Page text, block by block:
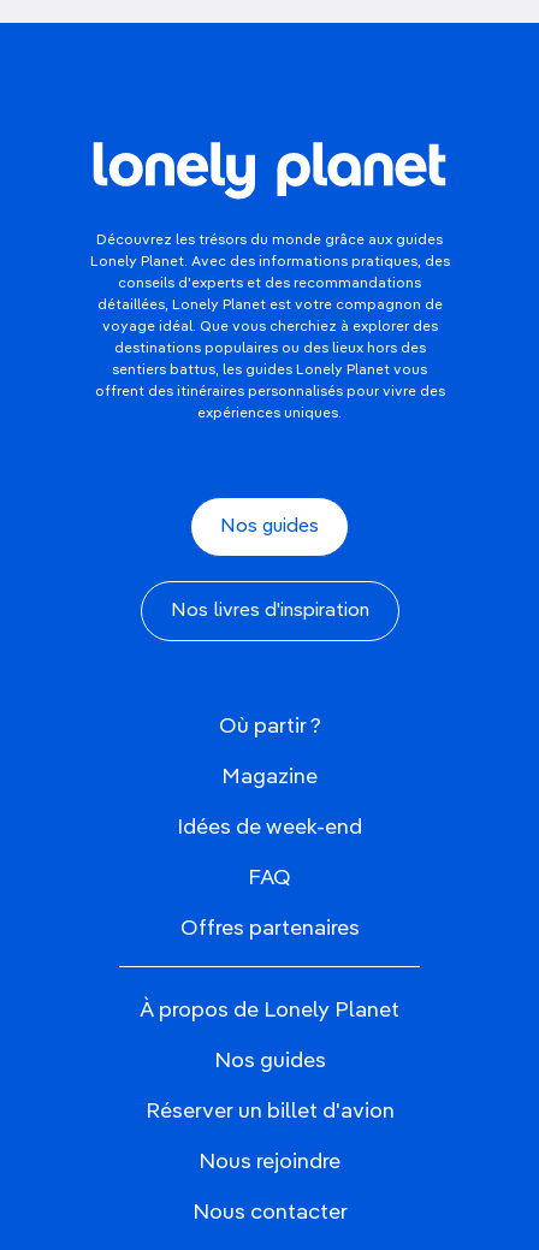
Découvrez les trésors du monde grâce aux guides
Lonely Planet. Avec des informations pratiques, des
conseils d'experts et des recommandations
détaillées, Lonely Planet est votre compagnon de
voyage idéal. Que vous cherchiez à explorer des
destinations populaires ou des lieux hors des
sentiers battus, les guides Lonely Planet vous
offrent des itinéraires personnalisés pour vivre des
expériences uniques.
Nos guides
Nos livres d'inspiration
Où partir ?
Magazine
Idées de week-end
FAQ
Offres partenaires
À propos de Lonely Planet
Nos guides
Réserver un billet d'avion
Nous rejoindre
Nous contacter